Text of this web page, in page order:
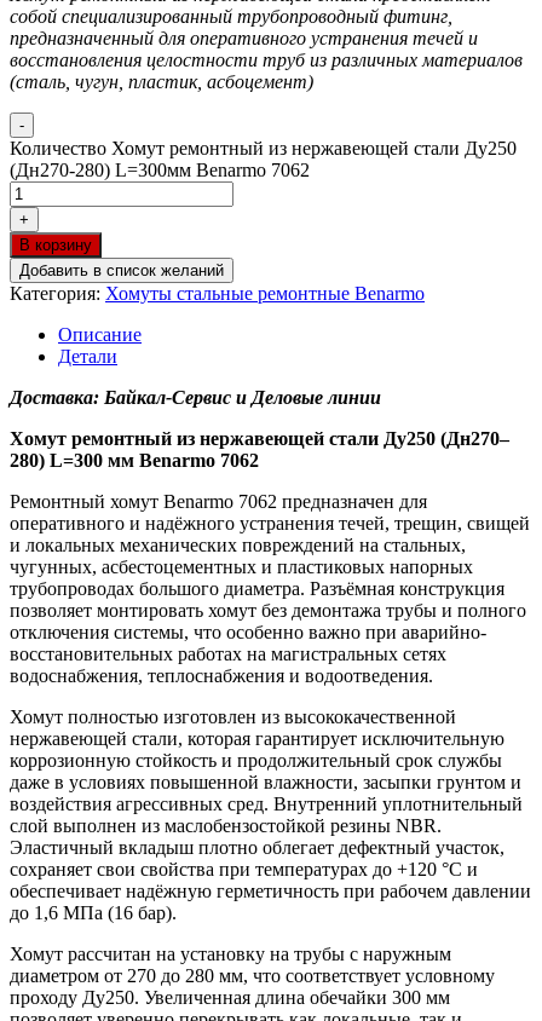
собой специализированный трубопроводный фитинг,
предназначенный для оперативного устранения течей и
восстановления целостности труб из различных материалов
(сталь, чугун, пластик, асбоцемент)
-
Количество Хомут ремонтный из нержавеющей стали Ду250
(Дн270-280) L=300мм Benarmo 7062
+
В корзину
Добавить в список желаний
Категория: Хомуты стальные ремонтные Benarmo
Описание
Детали
Доставка: Байкал-Сервис и Деловые линии
Хомут ремонтный из нержавеющей стали Ду250 (Дн270–
280) L=300 мм Benarmo 7062
Ремонтный хомут Benarmo 7062 предназначен для
оперативного и надёжного устранения течей, трещин, свищей
и локальных механических повреждений на стальных,
чугунных, асбестоцементных и пластиковых напорных
трубопроводах большого диаметра. Разъёмная конструкция
позволяет монтировать хомут без демонтажа трубы и полного
отключения системы, что особенно важно при аварийно-
восстановительных работах на магистральных сетях
водоснабжения, теплоснабжения и водоотведения.
Хомут полностью изготовлен из высококачественной
нержавеющей стали, которая гарантирует исключительную
коррозионную стойкость и продолжительный срок службы
даже в условиях повышенной влажности, засыпки грунтом и
воздействия агрессивных сред. Внутренний уплотнительный
слой выполнен из маслобензостойкой резины NBR.
Эластичный вкладыш плотно облегает дефектный участок,
сохраняет свои свойства при температурах до +120 °C и
обеспечивает надёжную герметичность при рабочем давлении
до 1,6 МПа (16 бар).
Хомут рассчитан на установку на трубы с наружным
диаметром от 270 до 280 мм, что соответствует условному
проходу Ду250. Увеличенная длина обечайки 300 мм